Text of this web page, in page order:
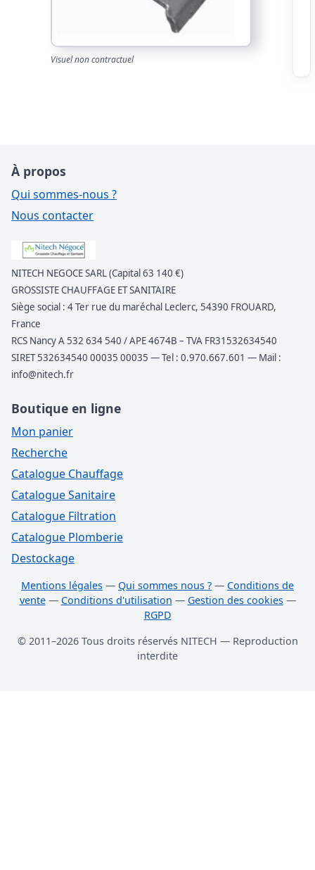
Visuel non contractuel
À propos
Qui sommes-nous ?
Nous contacter
NITECH NEGOCE SARL (Capital 63 140 €)
GROSSISTE CHAUFFAGE ET SANITAIRE
Siège social : 4 Ter rue du maréchal Leclerc, 54390 FROUARD,
France
RCS Nancy A 532 634 540 / APE 4674B – TVA FR31532634540
SIRET 532634540 00035 00035 — Tel : 0.970.667.601 — Mail :
info@nitech.fr
Boutique en ligne
Mon panier
Recherche
Catalogue Chauffage
Catalogue Sanitaire
Catalogue Filtration
Catalogue Plomberie
Destockage
Mentions légales — Qui sommes nous ? — Conditions de
vente— Conditions d'utilisation — Gestion des cookies—
RGPD
© 2011–2026 Tous droits réservés NITECH — Reproduction
interdite